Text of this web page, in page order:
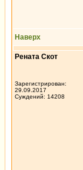
Наверх
Рената Скот
Зарегистрирован:
29.09.2017
Суждений: 14208